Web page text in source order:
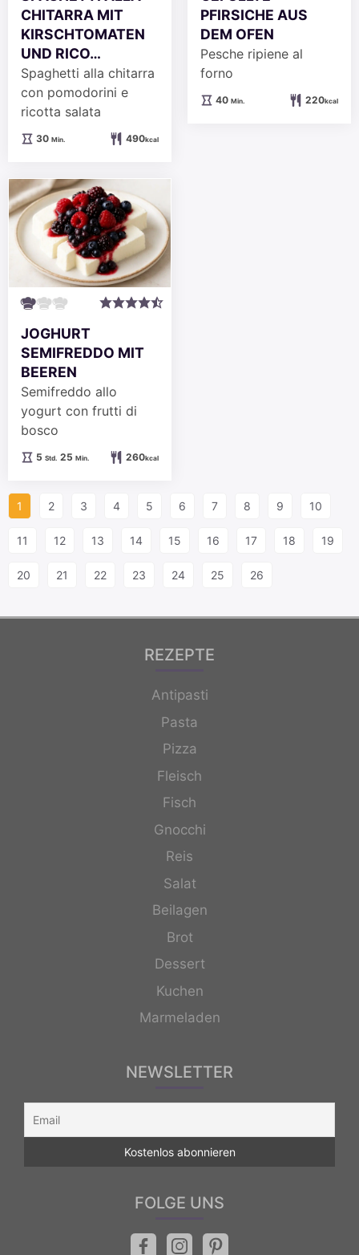
CHITARRA MIT
KIRSCHTOMATEN
UND RICO…
Spaghetti alla chitarra
con pomodorini e
ricotta salata
30Minuten
Min. 490kcal
PFIRSICHE AUS
DEM OFEN
Pesche ripiene al
forno
40Minuten
Min. 220kcal
JOGHURT
SEMIFREDDO MIT
BEEREN
Semifreddo allo
yogurt con frutti di
bosco
5Stunden
Std. 25Minuten
Min. 260kcal
1 2 3 4 5 6 7 8 9 10
11 12 13 14 15 16 17 18 19
20 21 22 23 24 25 26
REZEPTE
Antipasti
Pasta
Pizza
Fleisch
Fisch
Gnocchi
Reis
Salat
Beilagen
Brot
Dessert
Kuchen
Marmeladen
NEWSLETTER
FOLGE UNS